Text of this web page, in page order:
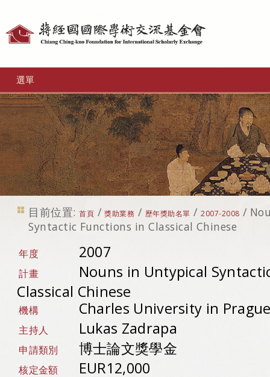
選單
目前位置: 首頁 /獎助業務 / 歷年獎助名單 /2007-2008 /
Syntactic Functions in Classical Chinese
年度 2007
計畫
Nouns in Untypical
Classical Chinese
機構 Charles University in
主持人 Lukas Zadrapa
申請類別 博士論文獎學金
核定金額 EUR12,000